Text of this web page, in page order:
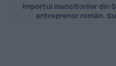
Importul muncitorilor din
antreprenor român.